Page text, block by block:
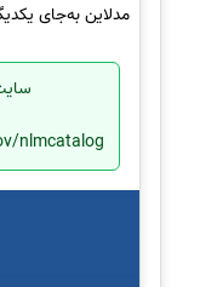
مدلاین به‌جای
nlmcatalog/